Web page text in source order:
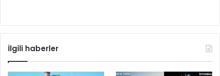
İlgili haberler